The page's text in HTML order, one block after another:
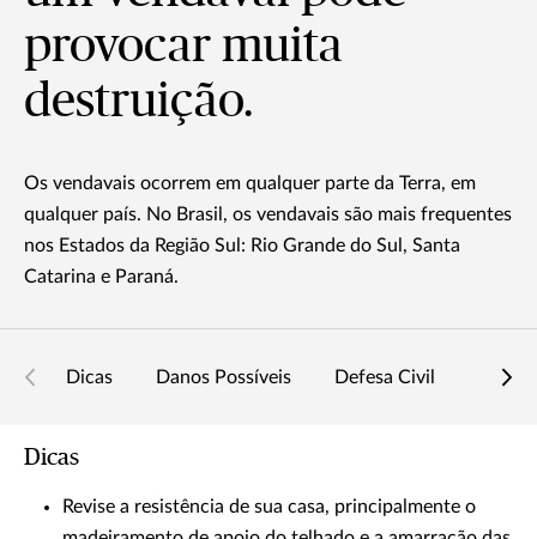
provocar muita
destruição.
Os vendavais ocorrem em qualquer parte da Terra, em
qualquer país. No Brasil, os vendavais são mais frequentes
nos Estados da Região Sul: Rio Grande do Sul, Santa
Catarina e Paraná.
Dicas Danos Possíveis Defesa Civil
Dicas
Revise a resistência de sua casa, principalmente o